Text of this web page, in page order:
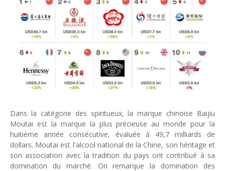
Dans la catégorie des spiritueux, la marque chinoise Baijiu
Moutai est la marque la plus précieuse au monde pour la
huitième année consécutive, évaluée à 49,7 milliards de
dollars. Moutai est l'alcool national de la Chine, son héritage et
son association avec la tradition du pays ont contribué à sa
domination du marché. On remarque la domination des